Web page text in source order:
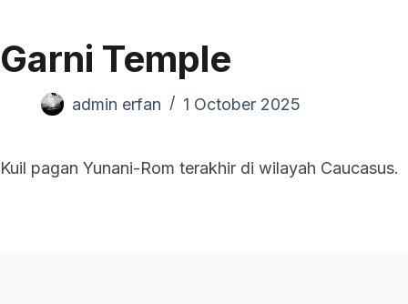
Garni Temple
admin erfan 1 October 2025
Kuil pagan Yunani-Rom terakhir di wilayah Caucasus.